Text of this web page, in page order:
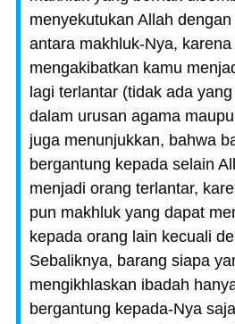
menyekutukan Allah
antara makhluk-Nya,
mengakibatkan kamu
lagi terlantar (tidak ada
dalam urusan agama
juga menunjukkan, bahwa
bergantung kepada selain
menjadi orang terlantar,
pun makhluk yang dapat
kepada orang lain kecuali
Sebaliknya, barang siapa
mengikhlaskan ibadah
bergantung kepada-Nya